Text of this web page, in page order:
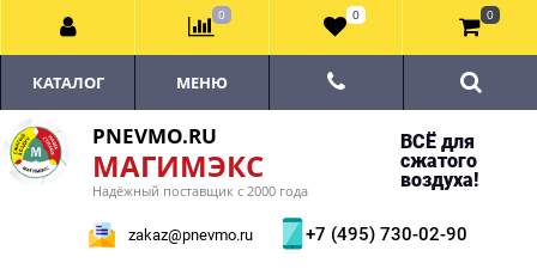
PNEVMO.RU
МАГИМЭКС
Надёжный поставщик с 2000 года
ВСЁ для
сжатого
воздуха!
zakaz@pnevmo.ru +7 (495) 730-02-90
КАТАЛОГ МЕНЮ
0 0 0